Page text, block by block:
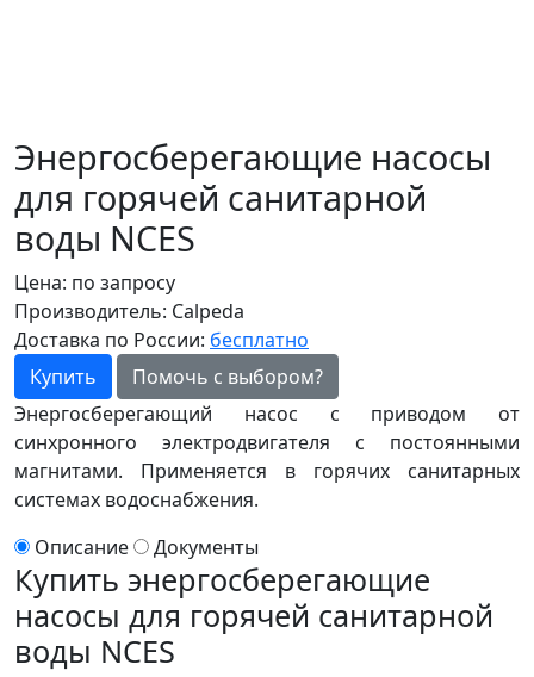
Энергосберегающие насосы
для горячей санитарной
воды NCES
Цена: по запросу
Производитель: Calpeda
Доставка по России: бесплатно
Купить
Помочь с выбором?
Энергосберегающий насос с приводом от
синхронного электродвигателя с постоянными
магнитами. Применяется в горячих санитарных
системах водоснабжения.
Описание
Документы
Купить энергосберегающие
насосы для горячей санитарной
воды NCES